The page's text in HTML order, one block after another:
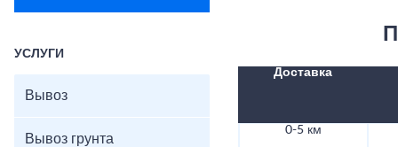
УСЛУГИ
Вывоз
Вывоз грунта
Доставка
0-5 км